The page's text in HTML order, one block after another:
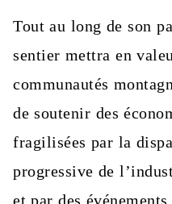
Tout au long de son
sentier mettra en
communautés
de soutenir des
fragilisées par la
progressive de
et par des